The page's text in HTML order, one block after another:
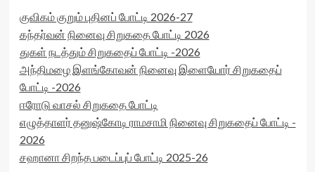
குவிகம் குறும் புதினப் போட்டி 2026-27
கந்தர்வன் நினைவு சிறுகதை போட்டி 2026
துகள் நடத்தும் சிறுகதைப் போட்டி -2026
அந்திமழை இளங்கோவன் நினைவு இளையோர் சிறுகதைப்
போட்டி -2026
ஈரோடு வாசல் சிறுகதை போட்டி
எழுத்தாளர் தனுஷ்கோடி ராமசாமி நினைவு சிறுகதைப் போட்டி -
2026
சஹானா சிறந்த படைப்புப் போட்டி 2025-26